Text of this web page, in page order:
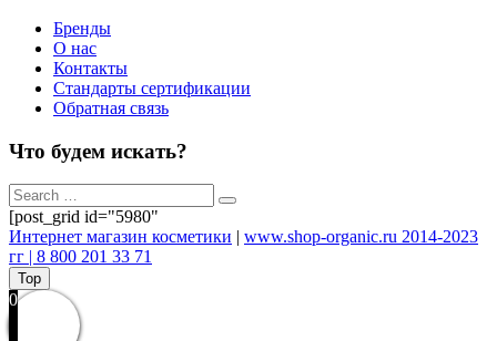
Бренды
О нас
Контакты
Стандарты сертификации
Обратная связь
Что будем искать?
[post_grid id="5980"
Интернет магазин косметики | www.shop-organic.ru 2014-2023
гг | 8 800 201 33 71
Top
0